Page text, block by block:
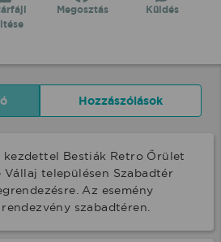
Megosztás Küldés
Hozzászólások
Bestiák Retro Őrület
Vállaj településen Szabadtér
Az esemény
szabadtéren.